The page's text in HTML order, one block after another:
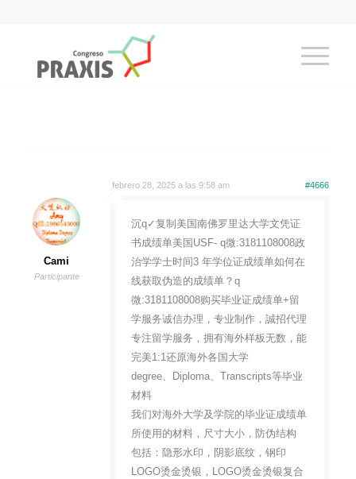
febrero 28, 2025 a las 9:58 am #4666
Cami
Participante
沉q✓复制美国南佛罗里达大学文凭证
书成绩单美国USF- q微:3181108008政
治学学士时间3 年学位证成绩单如何在
线获取伪造的成绩单？q
微:3181108008购买毕业证成绩单+留
学服务诚信办理，专业制作，誠招代理
专注留学服务，拥有海外样板无数，能
完美1:1还原海外各国大学
degree、Diploma、Transcripts等毕业
材料
我们对海外大学及学院的毕业证成绩单
所使用的材料，尺寸大小，防伪结构
包括：隐形水印，阴影底纹，钢印
LOGO烫金烫银，LOGO烫金烫银复合